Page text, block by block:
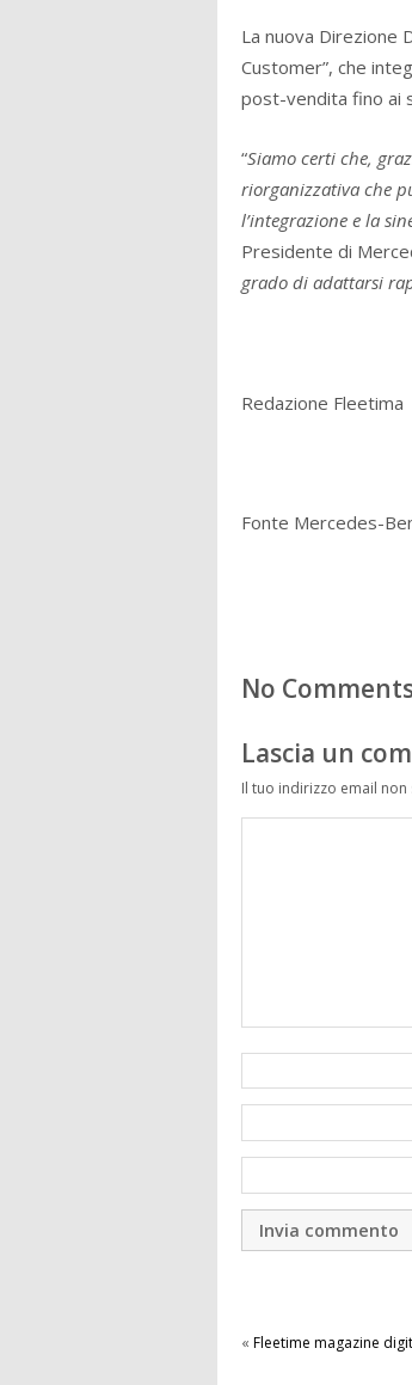
La nuova Direzione
Customer”, che
post-vendita fino ai
“Siamo certi che,
riorganizzativa che
l’integrazione e la
Presidente di
grado di adattarsi
Redazione Fleetima
Fonte Mercedes-
No
Lascia un
Il tuo indirizzo email
« Fleetime magazine